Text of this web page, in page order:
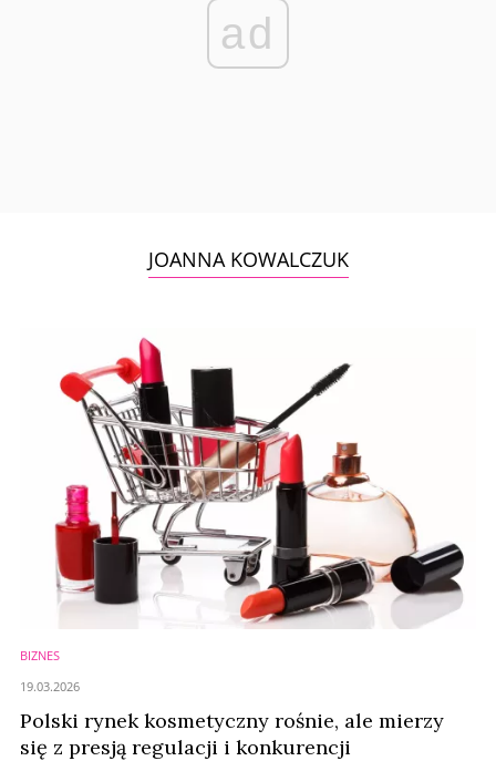
ad
JOANNA KOWALCZUK
BIZNES
Polski rynek kosmetyczny rośnie, ale mierzy
się z presją regulacji i konkurencji
19.03.2026